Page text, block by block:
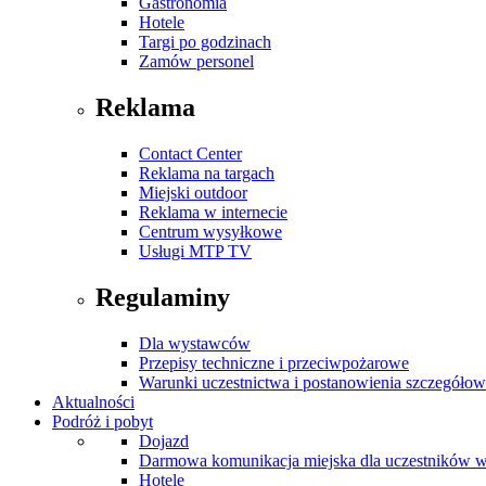
Hotele
Targi po godzinach
Zamów personel
Reklama
Contact Center
Reklama na targach
Miejski outdoor
Reklama w internecie
Centrum wysyłkowe
Usługi MTP TV
Regulaminy
Dla wystawców
Przepisy techniczne i przeciwpożarowe
Warunki uczestnictwa i postanowienia
Aktualności
Podróż i pobyt
Dojazd
Darmowa komunikacja miejska dla uczestników
Hotele